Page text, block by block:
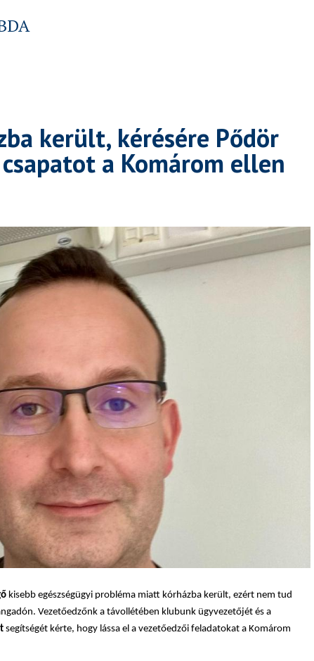
került, kérésére Pődör
a Komárom ellen
kisebb egészségügyi probléma miatt kórházba került, ezért nem tud
Vezetőedzőnk a távollétében klubunk ügyvezetőjét és a
segítségét kérte, hogy lássa el a vezetőedzői feladatokat a Komárom
fizioterapeuta